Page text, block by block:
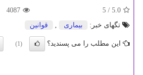
5.0
/ 5
4087
تگهای خبر:
بیماری , قوانین
این مطلب را می پسندید؟ (1)